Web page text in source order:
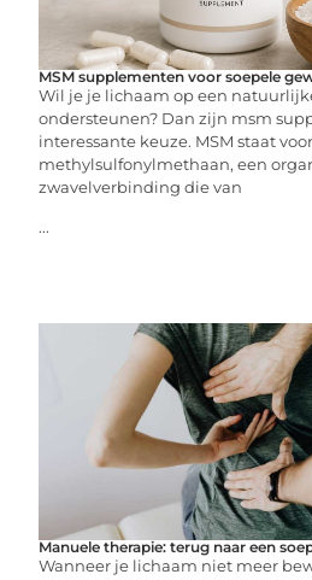
MSM supplementen voor soepele
Wil je je lichaam op een
ondersteunen? Dan zijn msm
interessante keuze. MSM staat voor
methylsulfonylmethaan, een
zwavelverbinding die van
...
Manuele therapie: terug naar een
Wanneer je lichaam niet meer